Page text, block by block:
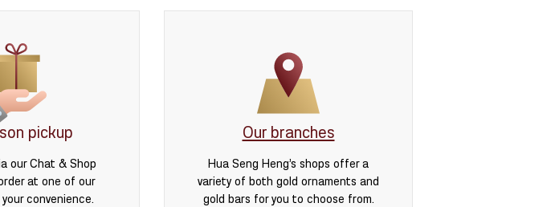
pickup
our Chat & Shop
at one of our
convenience.
Our branches
Hua Seng Heng’s shops offer a
variety of both gold ornaments and
gold bars for you to choose from.